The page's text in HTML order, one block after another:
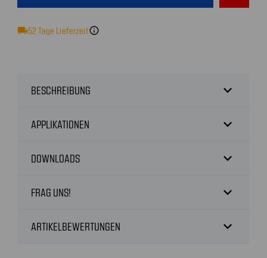
local_shipping52Tage Lieferzeitinfo
BESCHREIBUNG expand_more
APPLIKATIONEN expand_more
DOWNLOADS expand_more
FRAG UNS! expand_more
ARTIKELBEWERTUNGEN expand_more